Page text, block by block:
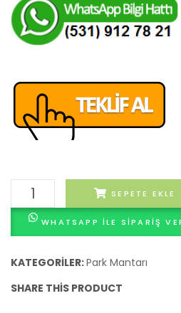
Park
Mantarı
SEPETE EKLE
WHATSAPP ILE SIPARIŞ
KATEGORILER:Park Mantarı
SHARE THIS PRODUCT